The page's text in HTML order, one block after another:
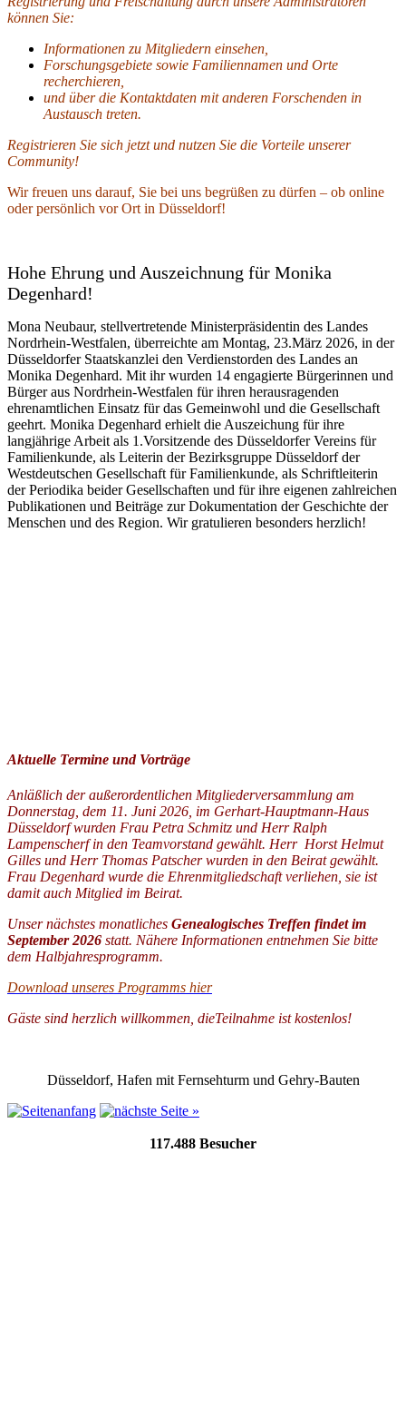
können Sie:
Informationen zu Mitgliedern einsehen,
Forschungsgebiete sowie Familiennamen und Orte
recherchieren,
und über die Kontaktdaten mit anderen Forschenden in
Austausch treten.
Registrieren Sie sich jetzt und nutzen Sie die Vorteile unserer
Community!
Wir freuen uns darauf, Sie bei uns begrüßen zu dürfen – ob online
oder persönlich vor Ort in Düsseldorf!
Hohe Ehrung und Auszeichnung für Monika
Degenhard!
Mona Neubaur, stellvertretende Ministerpräsidentin des Landes
Nordrhein-Westfalen, überreichte am Montag, 23.März 2026, in der
Düsseldorfer Staatskanzlei den Verdienstorden des Landes an
Monika Degenhard. Mit ihr wurden 14 engagierte Bürgerinnen und
Bürger aus Nordrhein-Westfalen für ihren herausragenden
ehrenamtlichen Einsatz für das Gemeinwohl und die Gesellschaft
geehrt. Monika Degenhard erhielt die Auszeichung für ihre
langjährige Arbeit als 1.Vorsitzende des Düsseldorfer Vereins für
Familienkunde, als Leiterin der Bezirksgruppe Düsseldorf der
Westdeutschen Gesellschaft für Familienkunde, als Schriftleiterin
der Periodika beider Gesellschaften und für ihre eigenen zahlreichen
Publikationen und Beiträge zur Dokumentation der Geschichte der
Menschen und des Region. Wir gratulieren besonders herzlich!
Aktuelle Termine und Vorträge
Anläßlich der außerordentlichen Mitgliederversammlung am
Donnerstag, dem 11. Juni 2026, im Gerhart-Hauptmann-Haus
Düsseldorf wurden Frau Petra Schmitz und Herr Ralph
Lampenscherf in den Teamvorstand gewählt. Herr Horst Helmut
Gilles und Herr Thomas Patscher wurden in den Beirat gewählt.
Frau Degenhard wurde die Ehrenmitgliedschaft verliehen, sie ist
damit auch Mitglied im Beirat.
Unser nächstes monatliches Genealogisches Treffen findet im
September 2026 statt. Nähere Informationen entnehmen Sie bitte
dem Halbjahresprogramm.
Download unseres Programms hier
Gäste sind herzlich willkommen, dieTeilnahme ist kostenlos!
Düsseldorf, Hafen mit Fernsehturm und Gehry-Bauten
117.488 Besucher